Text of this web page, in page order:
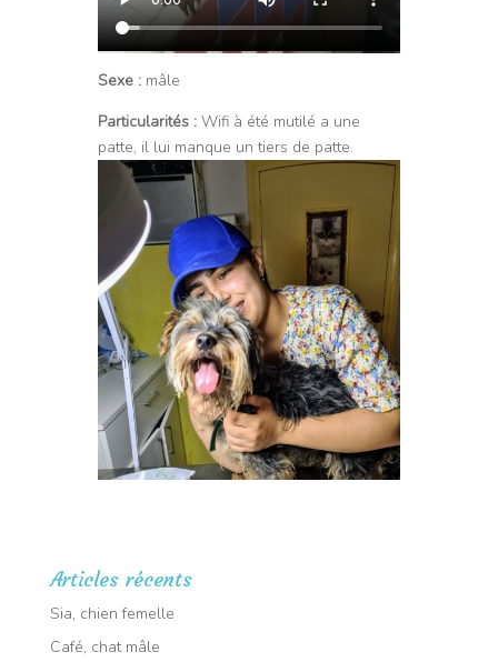
Sexe :mâle
Particularités :Wifi à été mutilé a une
patte, il lui manque un tiers de patte.
Articles récents
Sia, chien femelle
Café, chat mâle